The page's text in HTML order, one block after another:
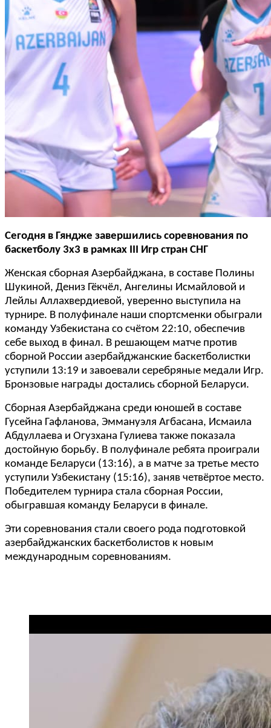
Сегодня в Гяндже завершились соревнования по
баскетболу 3x3 в рамках III Игр стран СНГ
Женская сборная Азербайджана, в составе Полины
Шукиной, Дениз Гёкчёл, Ангелины Исмайловой и
Лейлы Аллахвердиевой, уверенно выступила на
турнире. В полуфинале наши спортсменки обыграли
команду Узбекистана со счётом 22:10, обеспечив
себе выход в финал. В решающем матче против
сборной России азербайджанские баскетболистки
уступили 13:19 и завоевали серебряные медали Игр.
Бронзовые награды достались сборной Беларуси.
Сборная Азербайджана среди юношей в составе
Гусейна Гафланова, Эммануэля Агбасана, Исмаила
Абдуллаева и Огузхана Гулиева также показала
достойную борьбу. В полуфинале ребята проиграли
команде Беларуси (13:16), а в матче за третье место
уступили Узбекистану (15:16), заняв четвёртое место.
Победителем турнира стала сборная России,
обыгравшая команду Беларуси в финале.
Эти соревнования стали своего рода подготовкой
азербайджанских баскетболистов к новым
международным соревнованиям.